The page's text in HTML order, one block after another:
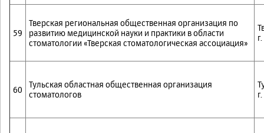
59
Тверская региональная общественная организация по
развитию медицинской науки и практики в области
стоматологии «Тверская стоматологическая ассоциация»
60
Тульская областная общественная организация
стоматологов